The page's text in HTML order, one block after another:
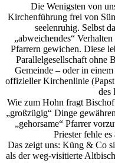
Die Wenigsten von
Kirchenführung frei von
seelenruhig. Selbst
„abweichendes“
Pfarrern gewichen. Diese
Parallelgesellschaft ohne
Gemeinde – oder in
offizieller Kirchenlinie
des
Wie zum Hohn fragt
„großzügig“ Dinge
„gehorsame“ Pfarrer
Priester fehle es
Das zeigt uns: Küng & Co
als der weg-visitierte